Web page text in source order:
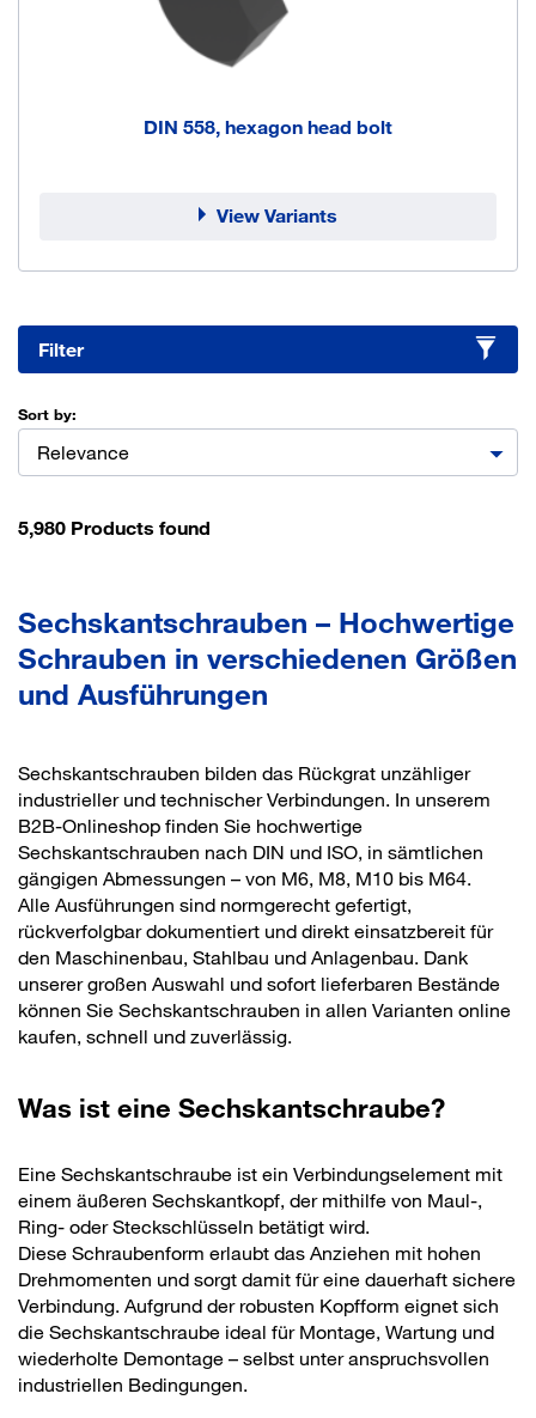
DIN 558, hexagon head bolt
View Variants
Filter
Sort by:
Relevance
5,980 Products found
Sechskantschrauben – Hochwertige
Schrauben in verschiedenen Größen
und Ausführungen
Sechskantschrauben bilden das Rückgrat unzähliger
industrieller und technischer Verbindungen. In unserem
B2B-Onlineshop finden Sie hochwertige
Sechskantschrauben nach DIN und ISO, in sämtlichen
gängigen Abmessungen – von M6, M8, M10 bis M64.
Alle Ausführungen sind normgerecht gefertigt,
rückverfolgbar dokumentiert und direkt einsatzbereit für
den Maschinenbau, Stahlbau und Anlagenbau. Dank
unserer großen Auswahl und sofort lieferbaren Bestände
können Sie Sechskantschrauben in allen Varianten online
kaufen, schnell und zuverlässig.
Was ist eine Sechskantschraube?
Eine Sechskantschraube ist ein Verbindungselement mit
einem äußeren Sechskantkopf, der mithilfe von Maul-,
Ring- oder Steckschlüsseln betätigt wird.
Diese Schraubenform erlaubt das Anziehen mit hohen
Drehmomenten und sorgt damit für eine dauerhaft sichere
Verbindung. Aufgrund der robusten Kopfform eignet sich
die Sechskantschraube ideal für Montage, Wartung und
wiederholte Demontage – selbst unter anspruchsvollen
industriellen Bedingungen.